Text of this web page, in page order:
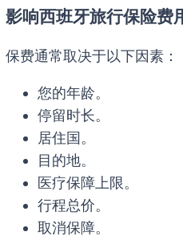
影响西班牙旅行保险费
保费通常取决于以下因素：
您的年龄。
停留时长。
居住国。
目的地。
医疗保障上限。
行程总价。
取消保障。